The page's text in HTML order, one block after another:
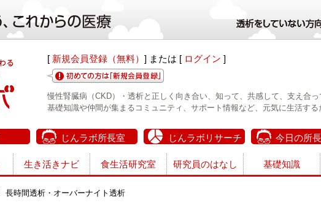
[ 新規会員登録（無料） ] または [ ログイン ]
慢性腎臓病（CKD）・透析と正しく向き合い、知って、共感して、支え合っ
基礎知識や仲間が集まるコミュニティ、サポート情報など、元気に生活する
じんラボ所長室 じんラボリサーチ 今日の所長
生き活きナビ 食生活研究室 研究員のはなし 基礎知識
長時間透析・オーバーナイト透析